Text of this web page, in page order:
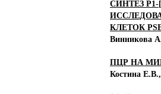
СИНТЕЗ
КЛЕТОК
Винникова
ПЦР НА
Костина